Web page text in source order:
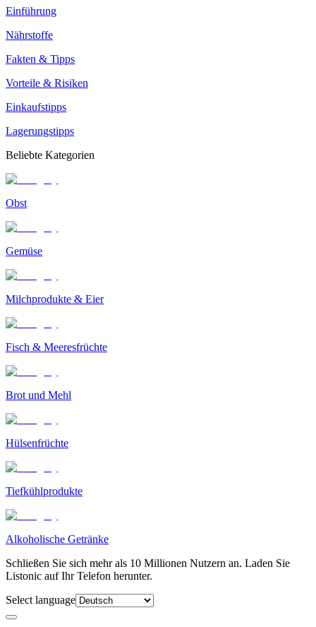
Einführung
Nährstoffe
Fakten & Tipps
Vorteile & Risiken
Einkaufstipps
Lagerungstipps
Beliebte Kategorien
Obst
Gemüse
Milchprodukte & Eier
Fisch & Meeresfrüchte
Brot und Mehl
Hülsenfrüchte
Tiefkühlprodukte
Alkoholische Getränke
Schließen Sie sich mehr als 10 Millionen Nutzern an. Laden Sie
Listonic auf Ihr Telefon herunter.
Select language